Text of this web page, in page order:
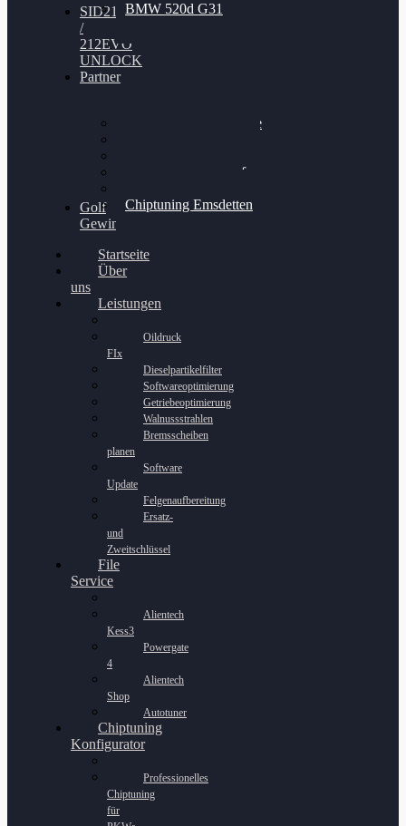
BMW 520d G31
SID212
/
212EVO
UNLOCK
Partner
Bilgenroth Performance
Chiptuning Schüttorf
Chiptuning Emsdetten
Golf
Gewinnspiel
Startseite
Über
uns
Leistungen
Oildruck
FIx
Dieselpartikelfilter
Softwareoptimierung
Getriebeoptimierung
Walnussstrahlen
Bremsscheiben
planen
Software
Update
Felgenaufbereitung
Ersatz-
und
Zweitschlüssel
File
Service
Alientech
Kess3
Powergate
4
Alientech
Shop
Autotuner
Chiptuning
Konfigurator
Professionelles
Chiptuning
für